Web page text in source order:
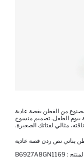
من القطن بقصة عادية
بيوم الطفل. تصميم منسوج
مثالي لفتاتك الصغيرة.
بناتي نص ردن قصة عادية
:
B6927A8GN1169